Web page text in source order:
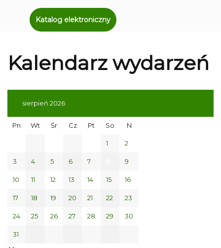
Katalog elektroniczny
Kalendarz wydarzeń
sierpień 2026
Pn Wt Śr Cz Pt So N
1 2
3 4 5 6 7 9
10 11 12 13 14 15 16
17 18 19 20 21 22 23
24 25 26 27 28 29 30
31